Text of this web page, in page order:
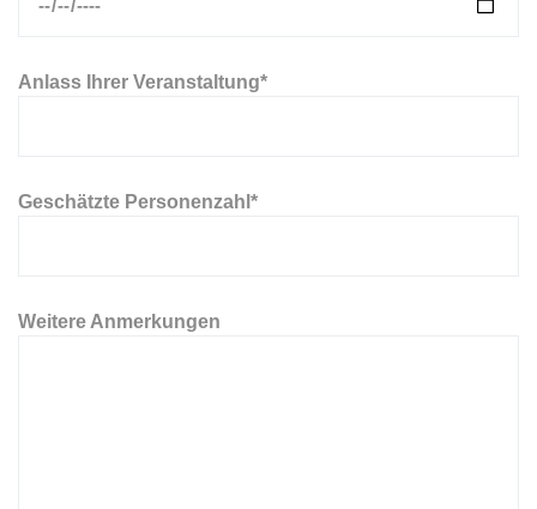
Anlass Ihrer Veranstaltung*
Geschätzte Personenzahl*
Weitere Anmerkungen